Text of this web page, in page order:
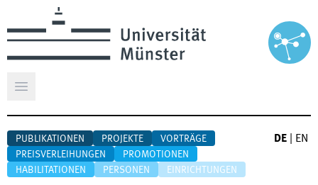
Hauptmenü öffnen
PUBLIKATIONEN PROJEKTE
VORTRÄGE
PREISVERLEIHUNGEN
PROMOTIONEN
HABILITATIONEN
PERSONEN EINRICHTUNGEN
DE EN